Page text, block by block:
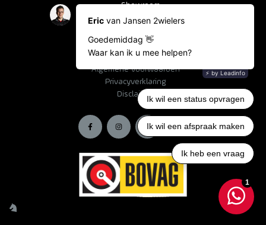
Showroom
Occasions
Bestelinformatie
Algemene voorwaarden
Privacyverklaring
Disclaimer